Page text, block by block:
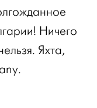
Ничего
Яхта,